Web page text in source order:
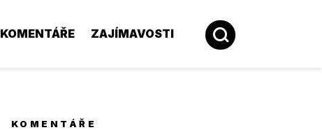
KOMENTÁŘE ZAJÍMAVOSTI
KOMENTÁŘE